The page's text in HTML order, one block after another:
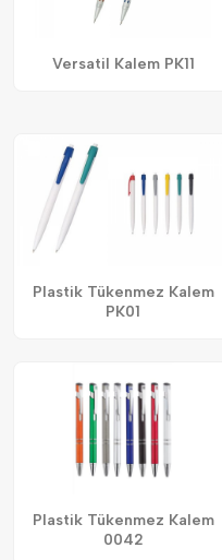
Versatil Kalem PK11
Plastik Tükenmez Kalem
PK01
Plastik Tükenmez Kalem
0042